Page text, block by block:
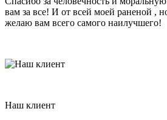
вам за все! И от всей моей раненой ,
желаю вам всего самого наилучшего!
Наш клиент